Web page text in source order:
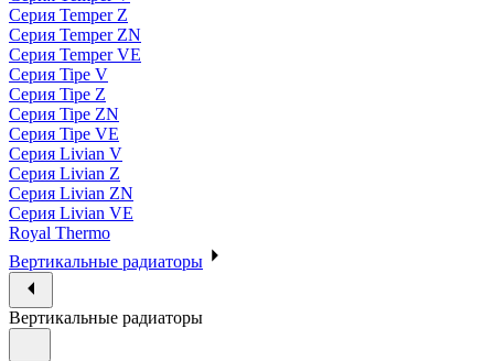
Серия Temper Z
Серия Temper ZN
Серия Temper VE
Серия Tipe V
Серия Tipe Z
Серия Tipe ZN
Серия Tipe VE
Серия Livian V
Серия Livian Z
Серия Livian ZN
Серия Livian VE
Royal Thermo
Вертикальные радиаторы
Вертикальные радиаторы